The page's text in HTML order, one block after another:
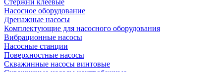
Стержни клеевые
Насосное оборудование
Дренажные насосы
Комплектующие для насосного оборудования
Вибрационные насосы
Насосные станции
Поверхностные насосы
Скважинные насосы винтовые